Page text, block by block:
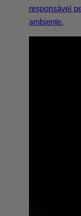
responsável
ambiente.